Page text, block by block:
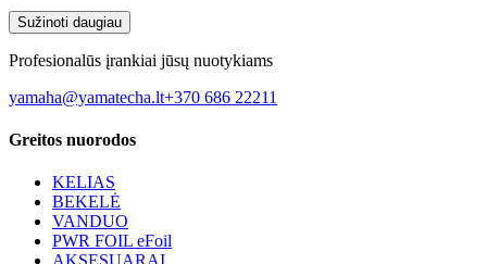
Sužinoti daugiau
Profesionalūs įrankiai jūsų nuotykiams
yamaha@yamatecha.lt+370 686 22211
Greitos nuorodos
KELIAS
BEKELĖ
VANDUO
PWR FOIL eFoil